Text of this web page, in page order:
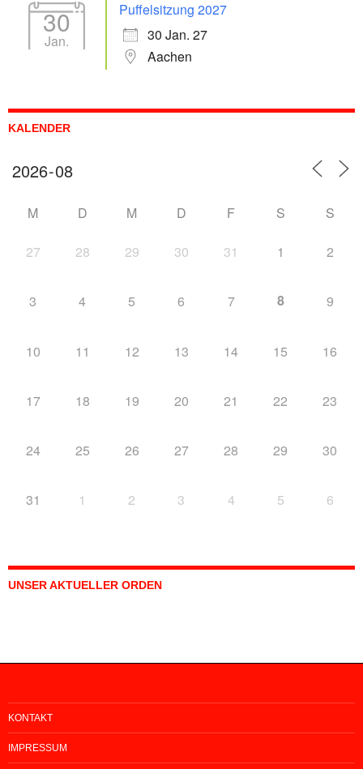
30
Jan.
Puffelsitzung 2027
30 Jan. 27
Aachen
KALENDER
M D M D F S S
27 28 29 30 31 1 2
3 4 5 6 7 8 9
10 11 12 13 14 15 16
17 18 19 20 21 22 23
24 25 26 27 28 29 30
31 1 2 3 4 5 6
UNSER AKTUELLER ORDEN
KONTAKT
IMPRESSUM